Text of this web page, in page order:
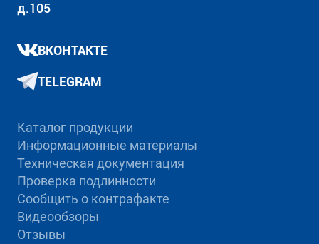
д.105
ВКОНТАКТЕ
TELEGRAM
Каталог продукции
Информационные материалы
Техническая документация
Проверка подлинности
Сообщить о контрафакте
Видеообзоры
Отзывы